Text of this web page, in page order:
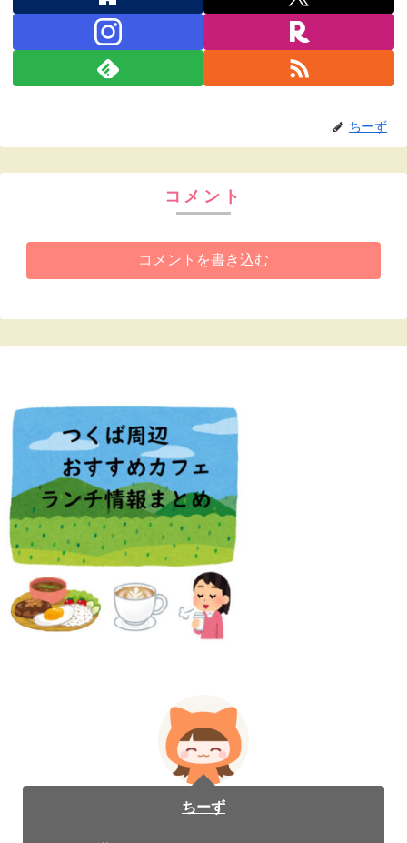
ちーず
コメント
コメントを書き込む